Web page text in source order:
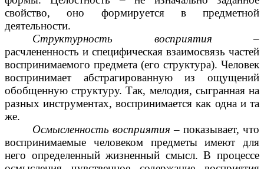
свойство, оно формируется в предметной
деятельности.
Структурность восприятия
–
расчлененность и специфическая взаимосвязь частей
воспринимаемого предмета (его структура). Человек
воспринимает абстрагированную из ощущений
обобщенную структуру. Так, мелодия, сыгранная на
разных инструментах, воспринимается как одна и та
же.
Осмысленность восприятия – показывает, что
воспринимаемые человеком предметы имеют для
него определенный жизненный смысл. В процессе